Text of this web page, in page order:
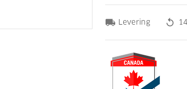
local_shipping Levering replay